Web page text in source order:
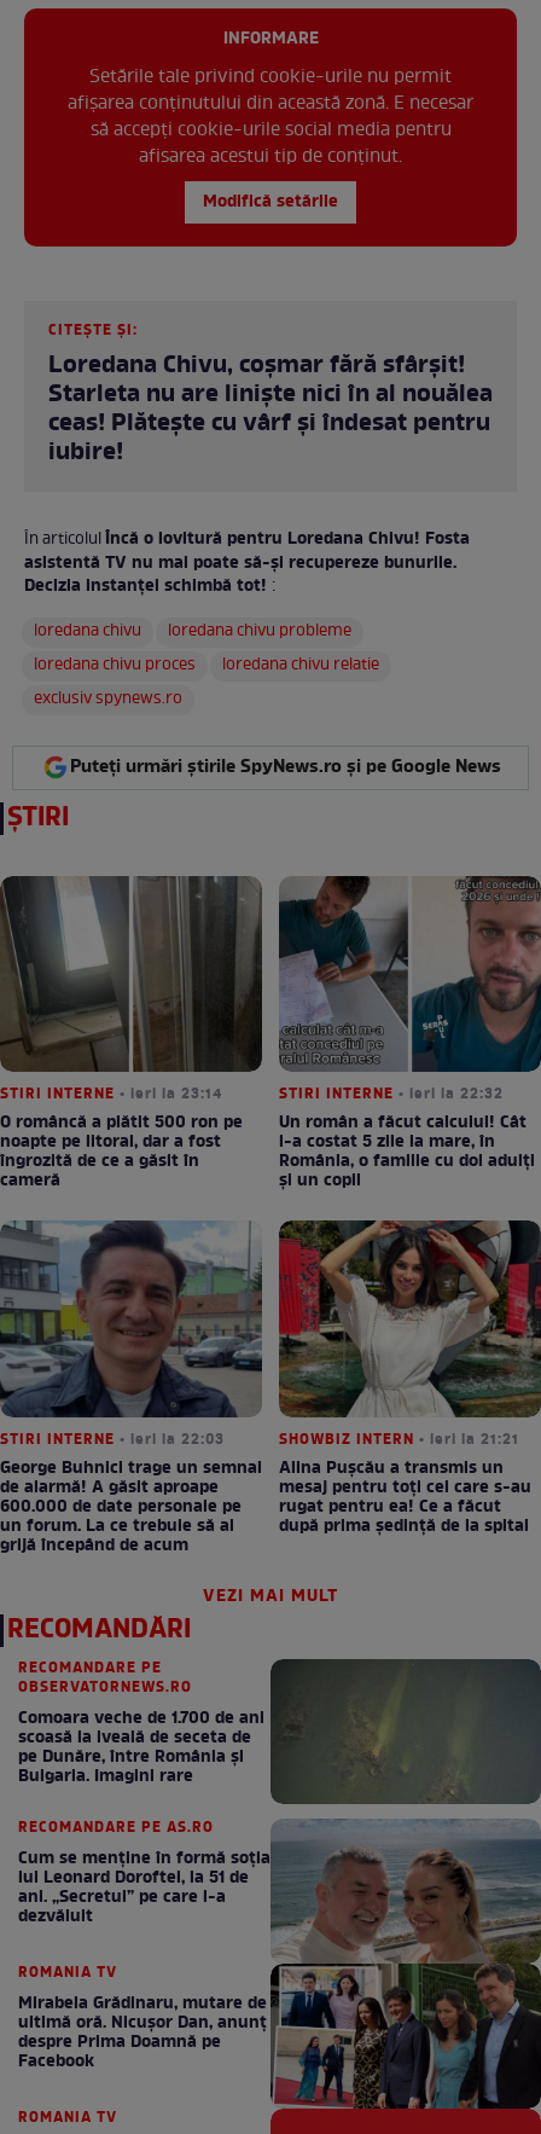
INFORMARE
Setările tale privind cookie-urile nu permit
afișarea conținutului din această zonă. E necesar
să accepți cookie-urile social media pentru
afisarea acestui tip de conținut.
Modifică setările
CITEȘTE ȘI:
Loredana Chivu, coşmar fără sfârşit!
Starleta nu are linişte nici în al nouălea
ceas! Plăteşte cu vârf şi îndesat pentru
iubire!
În articolulÎncă o lovitură pentru Loredana Chivu! Fosta
asistentă TV nu mai poate să-și recupereze bunurile.
Decizia instanței schimbă tot! :
loredana chivu
loredana chivu probleme
loredana chivu proces
loredana chivu relatie
exclusiv spynews.ro
Puteți urmări știrile SpyNews.ro și pe Google News
ȘTIRI
STIRI INTERNE • ieri la 23:14
O româncă a plătit 500 ron pe
noapte pe litoral, dar a fost
îngrozită de ce a găsit în
cameră
STIRI INTERNE • ieri la 22:32
Un român a făcut calculul! Cât
l-a costat 5 zile la mare, în
România, o familie cu doi adulți
și un copil
STIRI INTERNE • ieri la 22:03
George Buhnici trage un semnal
de alarmă! A găsit aproape
600.000 de date personale pe
un forum. La ce trebuie să ai
grijă începând de acum
SHOWBIZ INTERN • ieri la 21:21
Alina Pușcău a transmis un
mesaj pentru toți cei care s-au
rugat pentru ea! Ce a făcut
după prima ședință de la spital
VEZI MAI MULT
RECOMANDĂRI
RECOMANDARE PE
OBSERVATORNEWS.RO
Comoara veche de 1.700 de ani
scoasă la iveală de seceta de
pe Dunăre, între România şi
Bulgaria. Imagini rare
RECOMANDARE PE AS.RO
Cum se menţine în formă soţia
lui Leonard Doroftei, la 51 de
ani. „Secretul” pe care l-a
dezvăluit
ROMANIA TV
Mirabela Grădinaru, mutare de
ultimă oră. Nicuşor Dan, anunţ
despre Prima Doamnă pe
Facebook
ROMANIA TV